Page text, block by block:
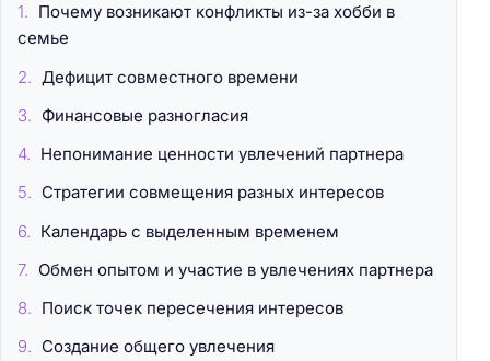
Почему возникают конфликты из-за хобби в
семье
Дефицит совместного времени
Финансовые разногласия
Непонимание ценности увлечений партнера
Стратегии совмещения разных интересов
Календарь с выделенным временем
Обмен опытом и участие в увлечениях партнера
Поиск точек пересечения интересов
Создание общего увлечения